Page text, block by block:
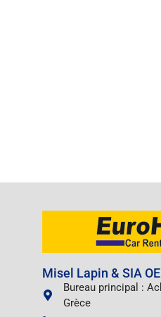
Misel Lapin & SIA
Bureau principal :
Grèce